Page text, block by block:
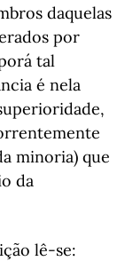
daquelas
por
tal
é nela
minoria) que
da
lê-se: